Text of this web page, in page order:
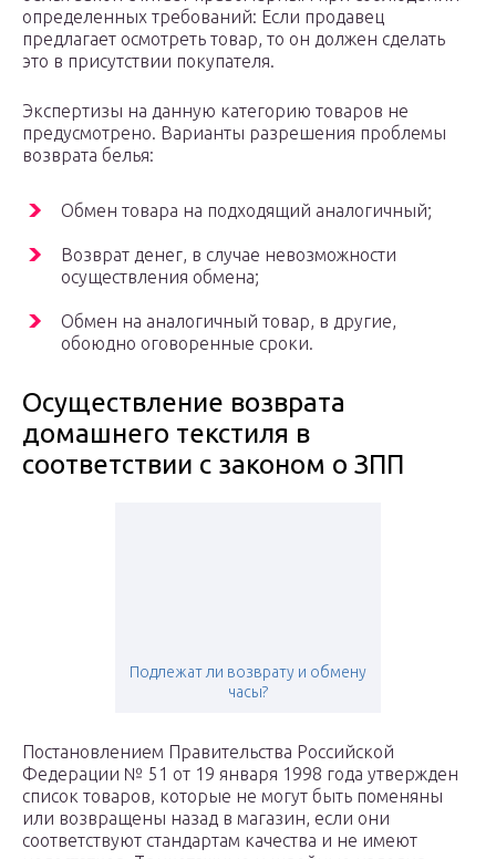
определенных требований: Если продавец
предлагает осмотреть товар, то он должен сделать
это в присутствии покупателя.
Экспертизы на данную категорию товаров не
предусмотрено. Варианты разрешения проблемы
возврата белья:
Обмен товара на подходящий аналогичный;
Возврат денег, в случае невозможности
осуществления обмена;
Обмен на аналогичный товар, в другие,
обоюдно оговоренные сроки.
Осуществление возврата
домашнего текстиля в
соответствии с законом о ЗПП
Подлежат ли возврату и обмену
часы?
Постановлением Правительства Российской
Федерации № 51 от 19 января 1998 года утвержден
список товаров, которые не могут быть поменяны
или возвращены назад в магазин, если они
соответствуют стандартам качества и не имеют